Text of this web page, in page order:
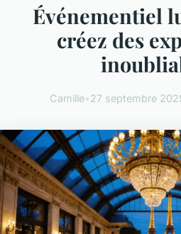
Événementiel
créez des
Camille•27 septembre